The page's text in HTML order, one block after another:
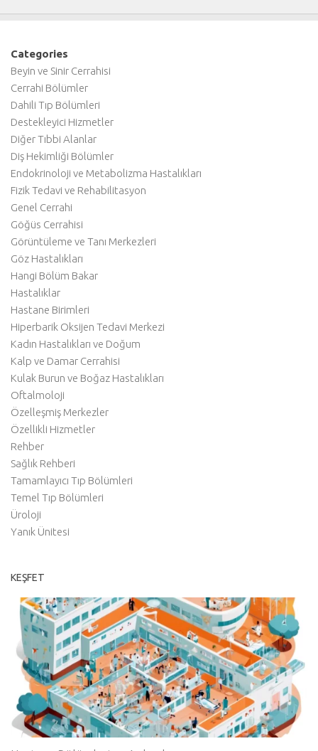
Categories
Beyin ve Sinir Cerrahisi
Cerrahi Bölümler
Dahili Tıp Bölümleri
Destekleyici Hizmetler
Diğer Tıbbi Alanlar
Diş Hekimliği Bölümler
Endokrinoloji ve Metabolizma Hastalıkları
Fizik Tedavi ve Rehabilitasyon
Genel Cerrahi
Göğüs Cerrahisi
Görüntüleme ve Tanı Merkezleri
Göz Hastalıkları
Hangi Bölüm Bakar
Hastalıklar
Hastane Birimleri
Hiperbarik Oksijen Tedavi Merkezi
Kadın Hastalıkları ve Doğum
Kalp ve Damar Cerrahisi
Kulak Burun ve Boğaz Hastalıkları
Oftalmoloji
Özelleşmiş Merkezler
Özellikli Hizmetler
Rehber
Sağlık Rehberi
Tamamlayıcı Tıp Bölümleri
Temel Tıp Bölümleri
Üroloji
Yanık Ünitesi
KEŞFET